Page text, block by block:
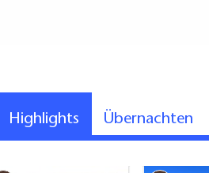
Highlights Übernachten